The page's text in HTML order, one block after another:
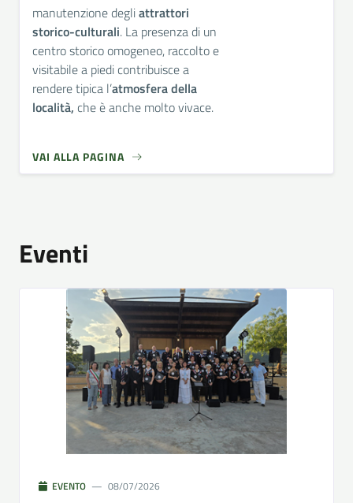
manutenzione degliattrattori
storico-culturali. La presenza di un
centro storico omogeneo, raccolto e
visitabile a piedi contribuisce a
rendere tipica l’atmosfera della
località, che è anche molto vivace.
VAI ALLA PAGINA
Eventi
EVENTO 08/07/2026